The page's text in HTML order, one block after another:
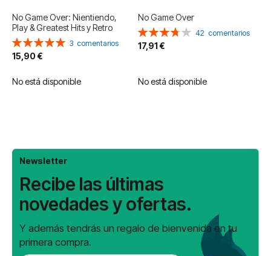
No Game Over: Nientiendo,
Play & Greatest Hits y Retro
Valoración:
100%
3 comentarios
15,90 €
No está disponible
No Game Over
Valoración:
75%
42 comentarios
17,91 €
No está disponible
Newsletter
Recibe las últimas
novedades y ofertas.
Y además tendrás un regalo de bienvenida en tu
primera compra.